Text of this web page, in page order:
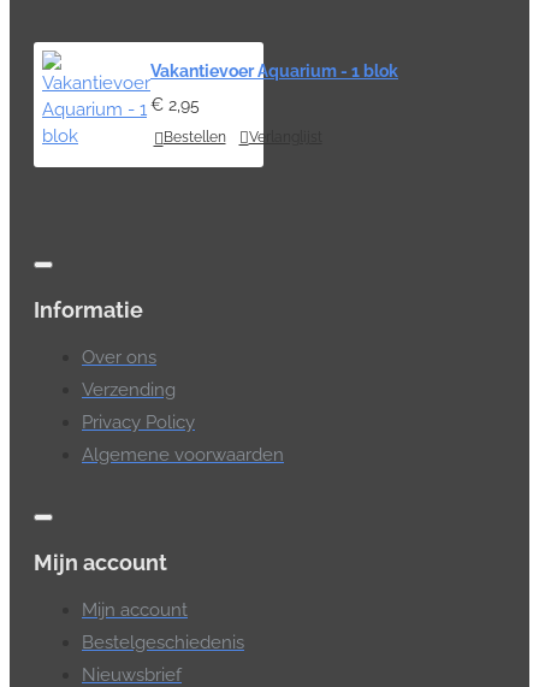
Vakantievoer Aquarium - 1 blok
€ 2,95
Bestellen Verlanglijst
Informatie
Over ons
Verzending
Privacy Policy
Algemene voorwaarden
Mijn account
Mijn account
Bestelgeschiedenis
Nieuwsbrief